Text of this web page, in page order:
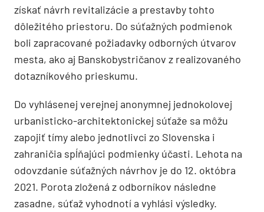
získať návrh revitalizácie a prestavby tohto
dôležitého priestoru. Do súťažných podmienok
boli zapracované požiadavky odborných útvarov
mesta, ako aj Banskobystričanov z realizovaného
dotazníkového prieskumu.
Do vyhlásenej verejnej anonymnej jednokolovej
urbanisticko-architektonickej súťaže sa môžu
zapojiť tímy alebo jednotlivci zo Slovenska i
zahraničia spĺňajúci podmienky účasti. Lehota na
odovzdanie súťažných návrhov je do 12. októbra
2021. Porota zložená z odborníkov následne
zasadne, súťaž vyhodnotí a vyhlási výsledky.